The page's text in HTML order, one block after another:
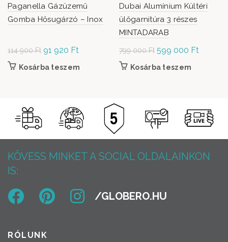
Paganella Gázüzemű
Gomba Hősugárzó – Inox
114 900Ft Original
price
91 920 Ft
Kosárba teszem
Dubai Alumínium Kültéri
ülőgarnitúra 3 részes
MINTADARAB
799 000Ft Original
price was:
599 000 Ft
Kosárba teszem
KÖVESS MINKET A SOCIAL OLDALAINKON
IS:
RÓLUNK